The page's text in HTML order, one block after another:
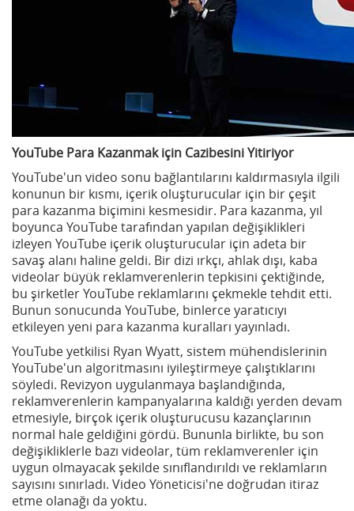
YouTube Para Kazanmak için Cazibesini Yitiriyor
YouTube'un video sonu bağlantılarını kaldırmasıyla ilgili
konunun bir kısmı, içerik oluşturucular için bir çeşit
para kazanma biçimini kesmesidir. Para kazanma, yıl
boyunca YouTube tarafından yapılan değişiklikleri
izleyen YouTube içerik oluşturucular için adeta bir
savaş alanı haline geldi. Bir dizi ırkçı, ahlak dışı, kaba
videolar büyük reklamverenlerin tepkisini çektiğinde,
bu şirketler YouTube reklamlarını çekmekle tehdit etti.
Bunun sonucunda YouTube, binlerce yaratıcıyı
etkileyen yeni para kazanma kuralları yayınladı.
YouTube yetkilisi Ryan Wyatt, sistem mühendislerinin
YouTube'un algoritmasını iyileştirmeye çalıştıklarını
söyledi. Revizyon uygulanmaya başlandığında,
reklamverenlerin kampanyalarına kaldığı yerden devam
etmesiyle, birçok içerik oluşturucusu kazançlarının
normal hale geldiğini gördü. Bununla birlikte, bu son
değişikliklerle bazı videolar, tüm reklamverenler için
uygun olmayacak şekilde sınıflandırıldı ve reklamların
sayısını sınırladı. Video Yöneticisi'ne doğrudan itiraz
etme olanağı da yoktu.